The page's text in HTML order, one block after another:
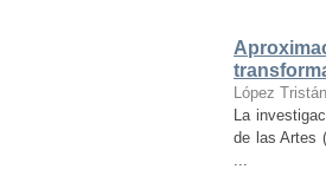
López
La
de las Artes
...